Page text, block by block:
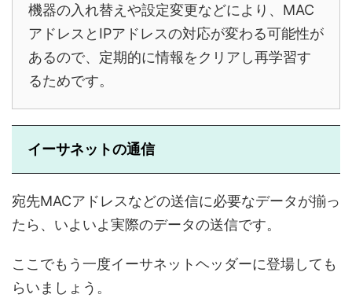
機器の入れ替えや設定変更などにより、MAC
アドレスとIPアドレスの対応が変わる可能性が
あるので、定期的に情報をクリアし再学習す
るためです。
イーサネットの通信
宛先MACアドレスなどの送信に必要なデータが揃っ
たら、いよいよ実際のデータの送信です。
ここでもう一度イーサネットヘッダーに登場しても
らいましょう。